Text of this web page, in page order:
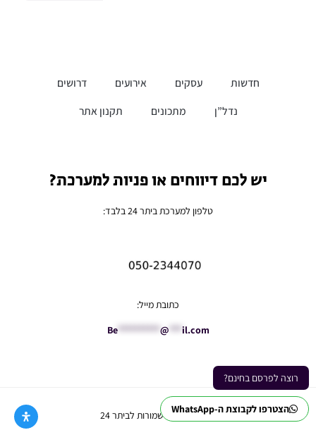
הצטרפו לקבוצת ה-WhatsApp
רוצה לפרסם בחינם?
חדשות עסקים אירועים
דרושים
נדל”ן
מתכונים תקנון אתר
יש לכם דיווחים או פניות למערכת?
טלפון למערכת ביתר 24 בלבד:
כתובת מייל:
Be********** @ *** il.com
Ⓒ כל הזכויות שמורות לביתר 24